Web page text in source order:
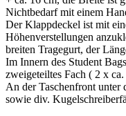
Nichtbedarf mit einem
Der Klappdeckel ist mit
Höhenverstellungen
breiten Tragegurt, der
Im Innern des Student
zweigeteiltes Fach ( 2 x
An der Taschenfront unter
sowie div.